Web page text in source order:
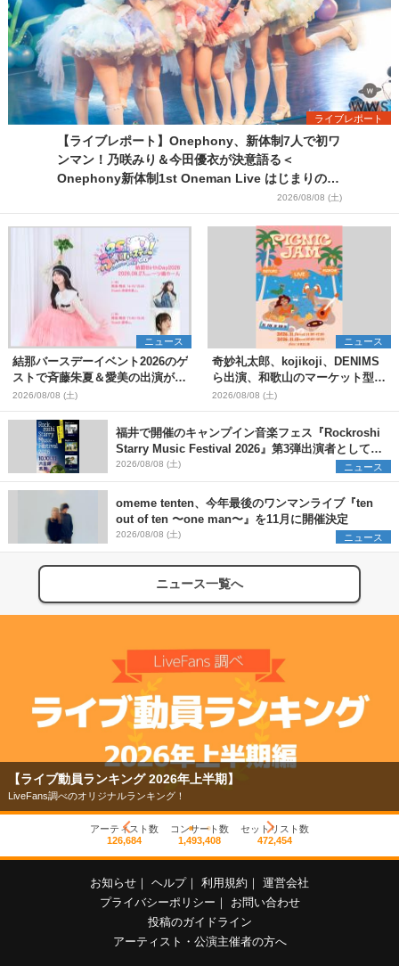
ライブレポート
【ライブレポート】Onephony、新体制7人で初ワ
ンマン！乃咲みり＆今田優衣が決意語る＜
Onephony新体制1st Oneman Live はじまりの夏
2026/08/08 (土)
ニュース
結那バースデーイベント2026のゲ
ストで斉藤朱夏＆愛美の出演が決
定
2026/08/08 (土)
ニュース
奇妙礼太郎、kojikoji、DENIMS
ら出演、和歌山のマーケット型野
外イベント『PICNIC JAM
2026』早割チケット発売開始
2026/08/08 (土)
福井で開催のキャンプイン音楽フェス『Rockroshi
Starry Music Festival 2026』第3弾出演者として
SCOOBIE DO、かりゆし58、Reiを発表
2026/08/08 (土) ニュース
omeme tenten、今年最後のワンマンライブ『ten
out of ten 〜one man〜』を11月に開催決定
2026/08/08 (土) ニュース
ニュース一覧へ
【ライブ動員ランキング 2026年上半期】
LiveFans調べのオリジナルランキング！
アーティスト数
126,684
コンサート数
1,493,408
セットリスト数
472,454
お知らせ ヘルプ 利用規約
運営会社
プライバシーポリシー
お問い合わせ
投稿のガイドライン
アーティスト・公演主催者の方へ